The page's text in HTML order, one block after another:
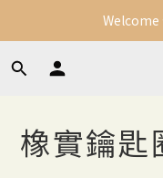
Welcome
橡實鑰匙